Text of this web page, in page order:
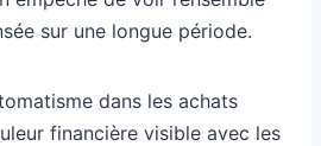
sur une longue période.
dans les achats
financière visible avec les